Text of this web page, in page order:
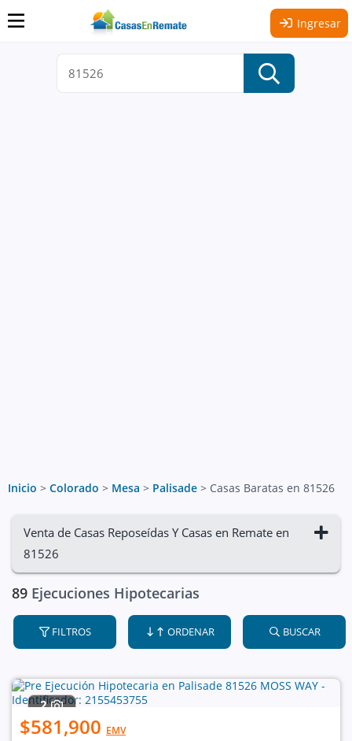
Ingresar
Inicio > Colorado > Mesa > Palisade > Casas Baratas en 81526
Venta de Casas Reposeídas Y Casas en Remate en
81526
89 Ejecuciones Hipotecarias
FILTROS ORDENAR BUSCAR
2
$581,900 EMV